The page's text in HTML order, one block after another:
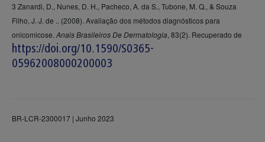
3 Zanardi, D., Nunes, D. H., Pacheco, A. da S., Tubone, M. Q., & Souza
Filho, J. J. de .. (2008). Avaliação dos métodos diagnósticos para
onicomicose. Anais Brasileiros De Dermatologia, 83(2). Recuperado de
https://doi.org/10.1590/S0365-
05962008000200003
BR-LCR-2300017 | Junho 2023